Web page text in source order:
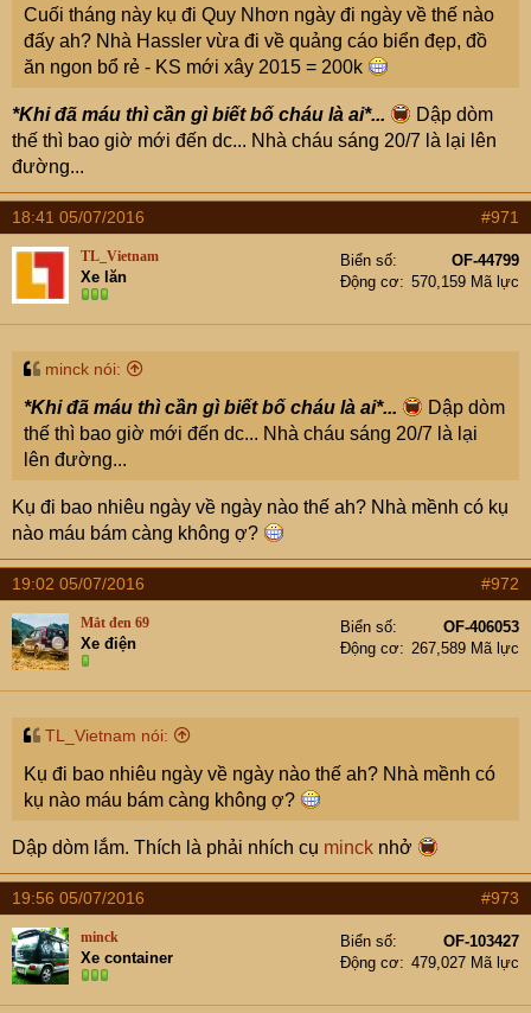
Cuối tháng này kụ đi Quy Nhơn ngày đi ngày về thế nào
đấy ah? Nhà Hassler vừa đi về quảng cáo biển đẹp, đồ
ăn ngon bổ rẻ - KS mới xây 2015 = 200k
*Khi đã máu thì cần gì biết bố cháu là ai*...
Dập dòm
thế thì bao giờ mới đến dc... Nhà cháu sáng 20/7 là lại lên
đường...
18:41 05/07/2016 #971
TL_Vietnam
Xe lăn
Biển số
OF-44799
Động cơ
570,159 Mã lực
minck nói:
*Khi đã máu thì cần gì biết bố cháu là ai*...
Dập dòm
thế thì bao giờ mới đến dc... Nhà cháu sáng 20/7 là lại
lên đường...
Kụ đi bao nhiêu ngày về ngày nào thế ah? Nhà mềnh có kụ
nào máu bám càng không ợ?
19:02 05/07/2016 #972
Mắt đen 69
Xe điện
Biển số
OF-406053
Động cơ
267,589 Mã lực
TL_Vietnam nói:
Kụ đi bao nhiêu ngày về ngày nào thế ah? Nhà mềnh có
kụ nào máu bám càng không ợ?
Dập dòm lắm. Thích là phải nhích cụ minck nhở
19:56 05/07/2016 #973
minck
Xe container
Biển số
OF-103427
Động cơ
479,027 Mã lực